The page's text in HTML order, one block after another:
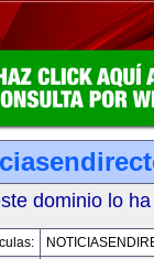
dominio lo